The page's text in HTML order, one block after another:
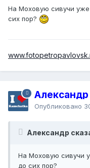
На Моховую сивучи
сих пор?
Александр
Опубликовано
Александр
На Моховую сивучи
до сих пор?